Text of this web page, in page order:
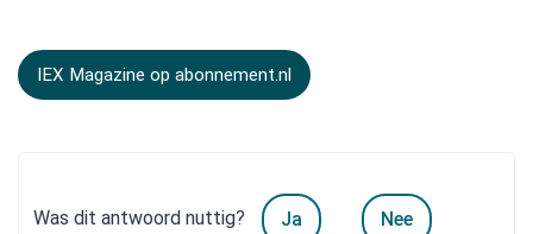
IEX Magazine op abonnement.nl
Was dit antwoord nuttig? Ja Nee